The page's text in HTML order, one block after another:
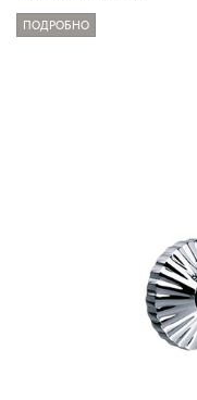
ПОДРОБНО